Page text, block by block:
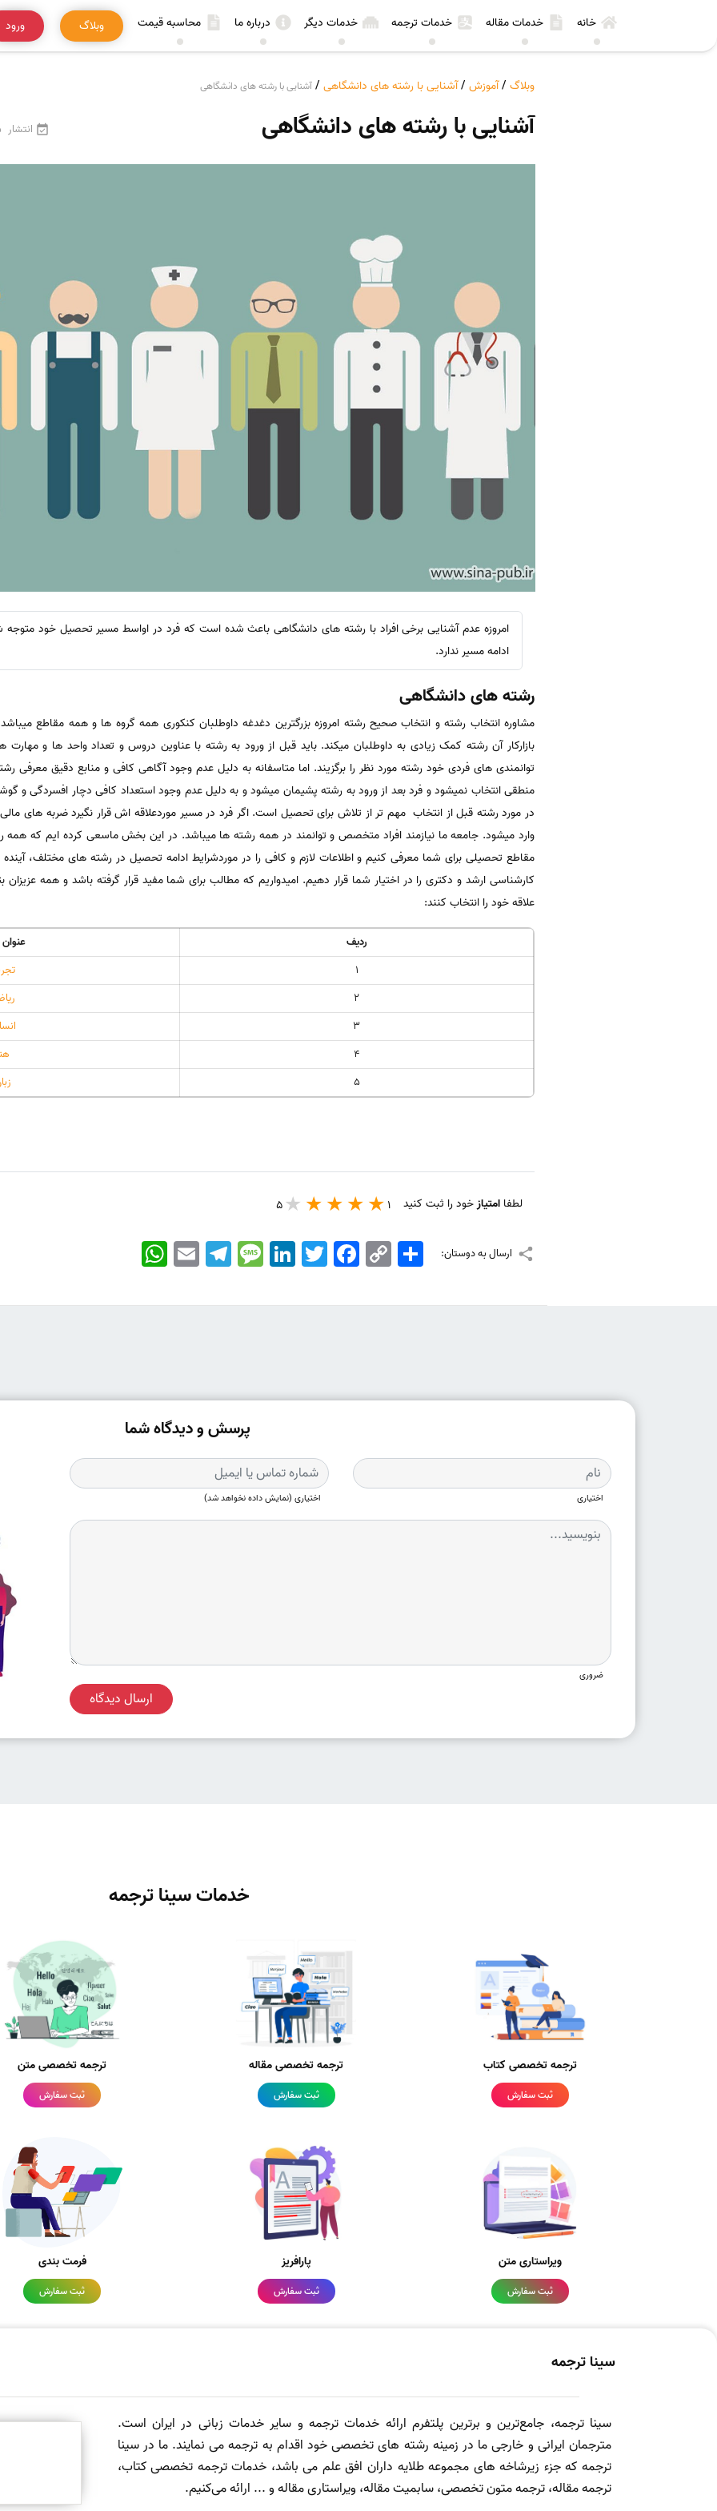
خانه خدمات مقاله خدمات ترجمه خدمات دیگر درباره ما محاسبه قیمت وبلاگ ورود
وبلاگ /آموزش /آشنایی با رشته های دانشگاهی / آشنایی با رشته های دانشگاهی
آشنایی با رشته های دانشگاهی انتشار
امروزه عدم آشنایی برخی افراد با رشته های دانشگاهی باعث شده است که فرد در اواسط مسیر تحصیل خود متوجه
ادامه مسیر ندارد.
رشته های دانشگاهی
مشاوره انتخاب رشته و انتخاب صحیح رشته امروزه بزرگترین دغدغه داوطلبان کنکوری همه گروه ها و همه مقاطع
بازارکار آن رشته کمک زیادی به داوطلبان میکند. باید قبل از ورود به رشته با عناوین دروس و تعداد واحد ها و مهارت
توانمندی های فردی خود رشته مورد نظر را برگزیند. اما متاسفانه به دلیل عدم وجود آگاهی کافی و منابع دقیق
منطقی انتخاب نمیشود و فرد بعد از ورود به رشته پشیمان میشود و به دلیل عدم وجود استعداد کافی دچار افسردگی و
در مورد رشته قبل از انتخاب مهم تر از تلاش برای تحصیل است. اگر فرد در مسیر موردعلاقه اش قرار نگیرد ضربه
وارد میشود. جامعه ما نیازمند افراد متخصص و توانمند در همه رشته ها میباشد. در این بخش ماسعی کرده ایم که
مقاطع تحصیلی برای شما معرفی کنیم و اطلاعات لازم و کافی را در موردشرایط ادامه تحصیل در رشته های مختلف،
کارشناسی ارشد و دکتری را در اختیار شما قرار دهیم. امیدواریم که مطالب برای شما مفید قرار گرفته باشد و همه
علاقه خود را انتخاب کنند:
ردیف
1
2
3
4
5
لطفا امتیازخود را ثبت کنید 1
5
ارسال به دوستان: WhatsApp EmailTelegramMessageLinkedIn TwitterFacebook Copy
Link
اشتراک
پرسش و دیدگاه شما
اختیاری اختیاری (نمایش داده نخواهد شد)
ضروری
ارسال دیدگاه
خدمات سینا ترجمه
ترجمه تخصصی کتاب
ثبت سفارش
ترجمه تخصصی مقاله
ثبت سفارش
ترجمه تخصصی متن
ثبت سفارش
ویراستاری متن
ثبت سفارش
پارافریز
ثبت سفارش
فرمت بندی
ثبت سفارش
سینا ترجمه
سینا ترجمه، جامع‌ترین و برترین پلتفرم ارائه خدمات ترجمه و سایر خدمات زبانی در ایران است.
مترجمان ایرانی و خارجی ما در زمینه رشته های تخصصی خود اقدام به ترجمه می نمایند. ما در سینا
ترجمه که جزء زیرشاخه های مجموعه طلایه داران افق علم می باشد، خدمات ترجمه تخصصی کتاب،
ترجمه مقاله، ترجمه متون تخصصی، سابمیت مقاله، ویراستاری مقاله و ... ارائه می‌کنیم.